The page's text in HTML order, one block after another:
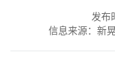
发布
信息来源：新